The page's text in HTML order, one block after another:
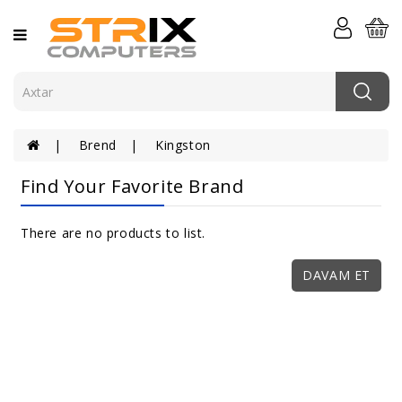
Kateqoriya
Komputer
Serverlər
Şəbəkə
Brend Kingston
Find Your Favorite Brand
There are no products to list.
DAVAM ET